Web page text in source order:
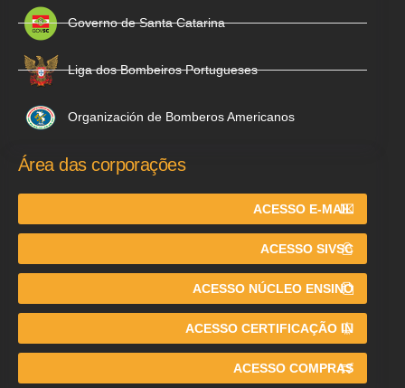
Governo de Santa Catarina
Liga dos Bombeiros Portugueses
Organización de Bomberos Americanos
Área das corporações
ACESSO E-MAIL
ACESSO SIVSC
ACESSO NÚCLEO ENSINO
ACESSO CERTIFICAÇÃO IN
ACESSO COMPRAS